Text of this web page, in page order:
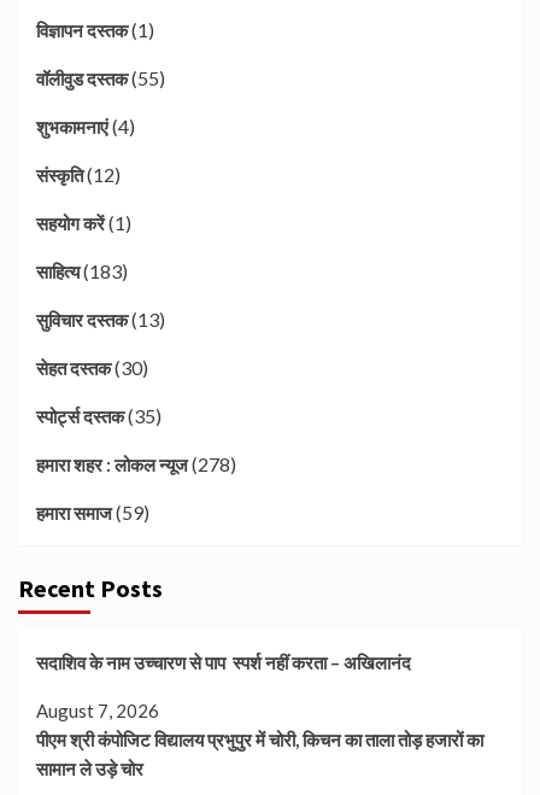
विज्ञापन दस्तक(1)
वॉलीवुड दस्तक(55)
शुभकामनाएं(4)
संस्कृति(12)
सहयोग करें(1)
साहित्य(183)
सुविचार दस्तक(13)
सेहत दस्तक(30)
स्पोर्ट्स दस्तक(35)
हमारा शहर : लोकल न्यूज(278)
हमारा समाज(59)
Recent Posts
सदाशिव के नाम उच्चारण से पाप स्पर्श नहीं करता – अखिलानंद
August 7, 2026
पीएम श्री कंपोजिट विद्यालय प्रभुपुर में चोरी, किचन का ताला तोड़ हजारों का
सामान ले उड़े चोर